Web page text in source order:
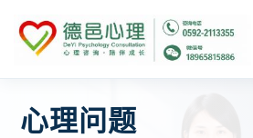
心理问题